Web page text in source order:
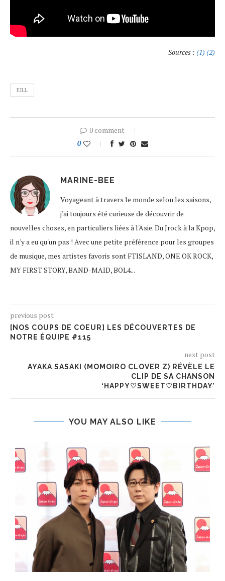
Sources : (1) (2)
EILL
0 comment
0
MARINE-BEE
Voyageant à travers le monde selon les saisons,
j'ai toujours été curieuse de découvrir de
nouvelles choses, en particuliers liées à l'Asie. Du Jrock à la Kpop,
il n'y a eu qu'un pas ! Avec une petite préférence pour les groupes
de musique, mes artistes favoris sont FTISLAND, ONE OK ROCK,
MY FIRST STORY, BAND-MAID, BOL4...
previous post
[NOS COUPS DE COEUR] LES DÉCOUVERTES DE
NOTRE ÉQUIPE #115
next post
AYAKA SASAKI (MOMOIRO CLOVER Z) RÉVÈLE LE
CLIP DE SA CHANSON
‘HAPPY♡SWEET♡BIRTHDAY’
YOU MAY ALSO LIKE